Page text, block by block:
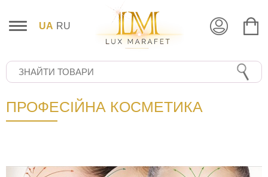
UA RU
ПРОФЕСІЙНА КОСМЕТИКА